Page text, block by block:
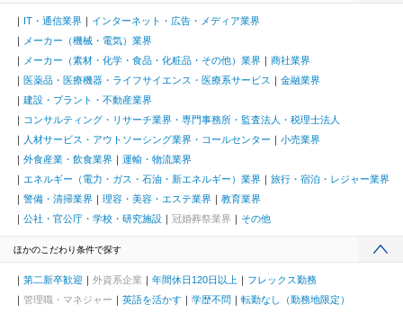
IT・通信業界
インターネット・広告・メディア業界
メーカー（機械・電気）業界
メーカー（素材・化学・食品・化粧品・その他）業界
商社業界
医薬品・医療機器・ライフサイエンス・医療系サービス
金融業界
建設・プラント・不動産業界
コンサルティング・リサーチ業界・専門事務所・監査法人・税理士法人
人材サービス・アウトソーシング業界・コールセンター
小売業界
外食産業・飲食業界
運輸・物流業界
エネルギー（電力・ガス・石油・新エネルギー）業界
旅行・宿泊・レジャー業界
警備・清掃業界
理容・美容・エステ業界
教育業界
公社・官公庁・学校・研究施設
冠婚葬祭業界 その他
ほかのこだわり条件で探す
第二新卒歓迎 外資系企業 年間休日120日以上
フレックス勤務
管理職・マネジャー
英語を活かす 学歴不問
転勤なし（勤務地限定）